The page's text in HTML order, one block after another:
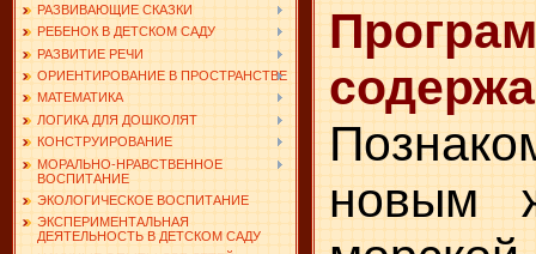
РАЗВИВАЮЩИЕ СКАЗКИ
РЕБЕНОК В ДЕТСКОМ САДУ
РАЗВИТИЕ РЕЧИ
ОРИЕНТИРОВАНИЕ В ПРОСТРАНСТВЕ
МАТЕМАТИКА
ЛОГИКА ДЛЯ ДОШКОЛЯТ
КОНСТРУИРОВАНИЕ
МОРАЛЬНО-НРАВСТВЕННОЕ
ВОСПИТАНИЕ
ЭКОЛОГИЧЕСКОЕ ВОСПИТАНИЕ
ЭКСПЕРИМЕНТАЛЬНАЯ
ДЕЯТЕЛЬНОСТЬ В ДЕТСКОМ САДУ
новым